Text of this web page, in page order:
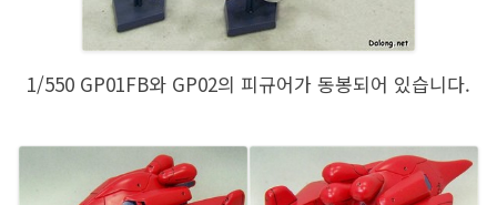
1/550 GP01FB와 GP02의 피규어가 동봉되어 있습니다.